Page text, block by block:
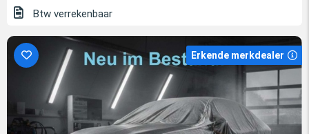
Btw verrekenbaar
Erkende merkdealer